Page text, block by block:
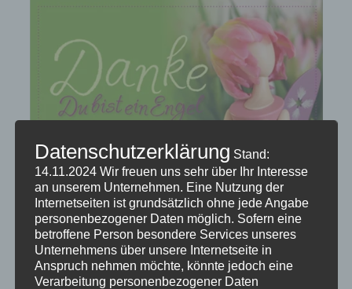
Datenschutzerklärung Stand:
14.11.2024 Wir freuen uns sehr über Ihr Interesse
an unserem Unternehmen. Eine Nutzung der
Internetseiten ist grundsätzlich ohne jede Angabe
personenbezogener Daten möglich. Sofern eine
betroffene Person besondere Services unseres
Unternehmens über unsere Internetseite in
Anspruch nehmen möchte, könnte jedoch eine
Verarbeitung personenbezogener Daten